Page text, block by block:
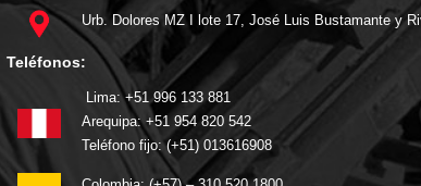
Urb. Dolores MZ I lote 17, José Luis Bustamante y
Teléfonos:
Lima: +51 996 133 881
Arequipa: +51 954 820 542
Teléfono fijo: (+51) 013616908